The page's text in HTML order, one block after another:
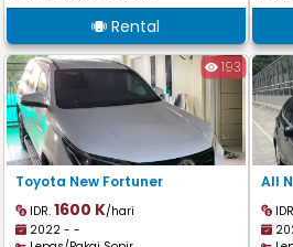
Rental
193
Toyota New Fortuner
IDR. 1600 K/hari
2022 - -
All